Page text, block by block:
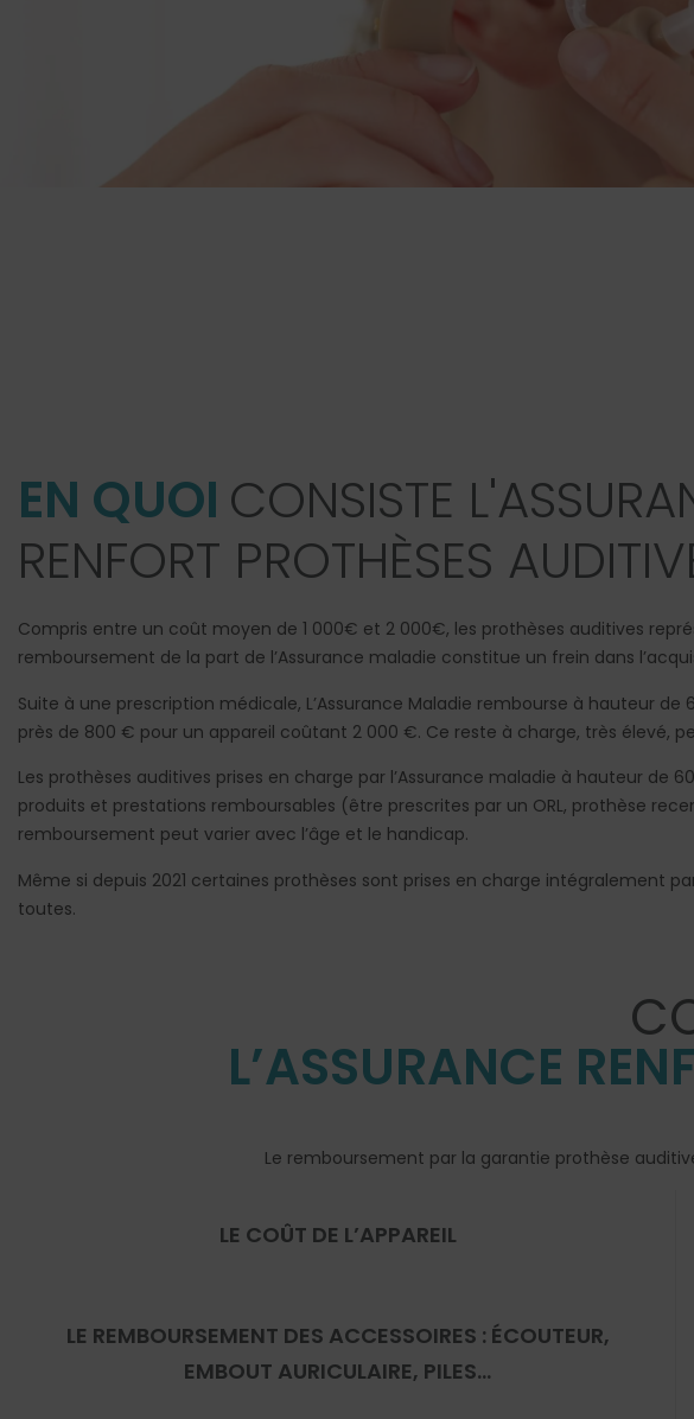
EN QUOI CONSISTE
RENFORT PROTHÈSES
Compris entre un coût moyen de 1 000€ et 2 000€, les prothèses auditives
remboursement de la part de l’Assurance maladie constitue un frein dans
Suite à une prescription médicale, L’Assurance Maladie rembourse à hauteur
près de 800 € pour un appareil coûtant 2 000 €. Ce reste à charge, très élevé,
Les prothèses auditives prises en charge par l’Assurance maladie à hauteur de
produits et prestations remboursables (être prescrites par un ORL, prothèse
remboursement peut varier avec l’âge et le handicap.
Même si depuis 2021 certaines prothèses sont prises en charge intégralement
toutes.
L’ASSURANCE
Le remboursement par la garantie prothèse
LE COÛT DE L’APPAREIL
LE REMBOURSEMENT DES ACCESSOIRES : ÉCOUTEUR,
EMBOUT AURICULAIRE, PILES…